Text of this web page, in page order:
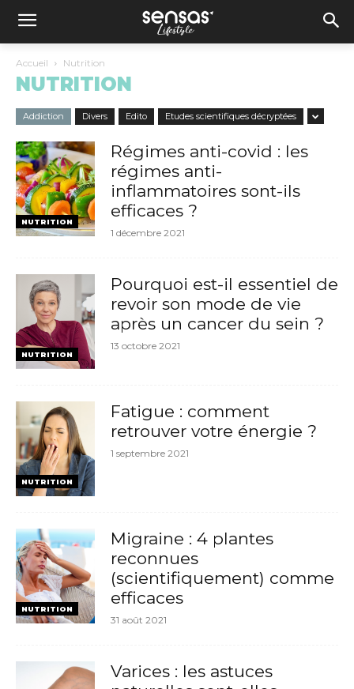
Accueil Nutrition
NUTRITION
Addiction Divers Edito Etudes scientifiques décryptées
NUTRITION
Régimes anti-covid : les
régimes anti-
inflammatoires sont-ils
efficaces ?
1 décembre 2021
NUTRITION
Pourquoi est-il essentiel de
revoir son mode de vie
après un cancer du sein ?
13 octobre 2021
NUTRITION
Fatigue : comment
retrouver votre énergie ?
1 septembre 2021
NUTRITION
Migraine : 4 plantes
reconnues
(scientifiquement) comme
efficaces
31 août 2021
Varices : les astuces